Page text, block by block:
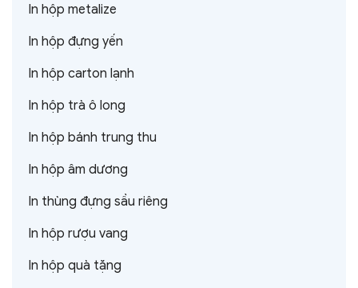
In hộp metalize
In hộp đựng yến
In hộp carton lạnh
In hộp trà ô long
In hộp bánh trung thu
In hộp âm dương
In thùng đựng sầu riêng
In hộp rượu vang
In hộp quà tặng